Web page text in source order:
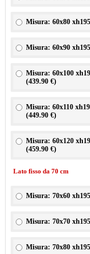
Misura: 60x80
Misura: 60x90
Misura: 60x100
(439.90 €)
Misura: 60x110
(449.90 €)
Misura: 60x120
(459.90 €)
Lato fisso da 70 cm
Misura: 70x60
Misura: 70x70
Misura: 70x80